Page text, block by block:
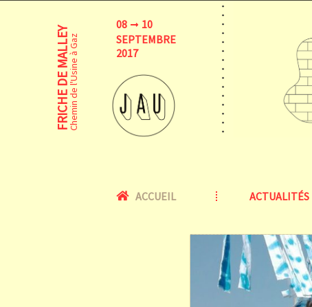
FRICHE DE MALLEYChemin de l'Usine à Gaz
08
10
SEPTEMBRE
2017
ACCUEIL ACTUALITÉS